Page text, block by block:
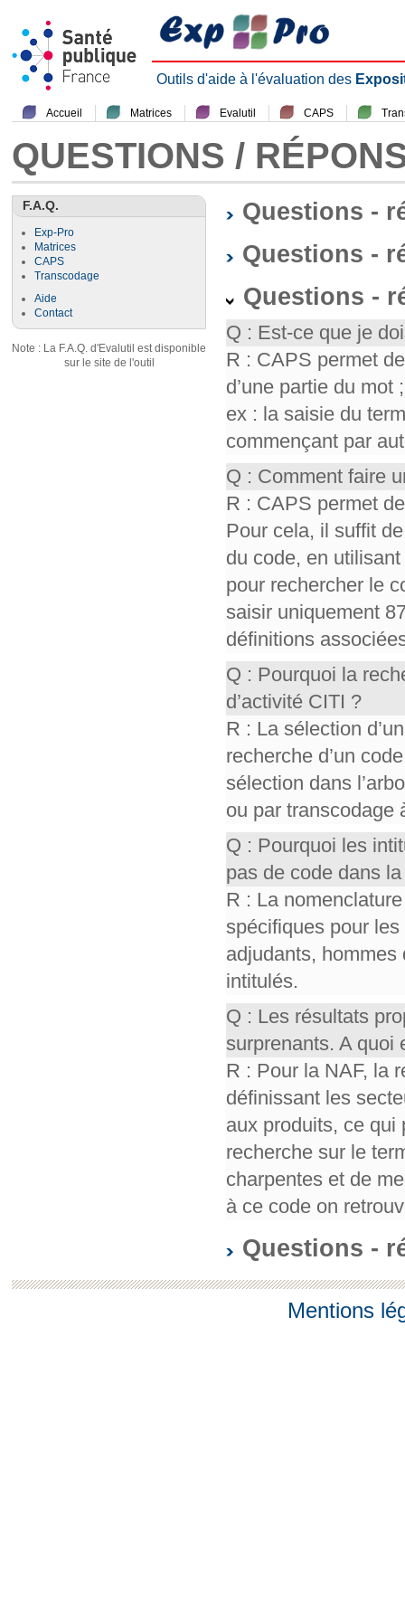
Outils d'aide à l'évaluation des
Accueil Matrices Evalutil CAPS
QUESTIONS /
F.A.Q.
Exp-Pro
Matrices
CAPS
Transcodage
Aide
Contact
Note : La F.A.Q. d'Evalutil est disponible
sur le site de l'outil
Questions -
Questions -
Questions -
Q : Est-ce que je
R : CAPS permet
d’une partie du
ex : la saisie du
commençant par
Q : Comment faire
R : CAPS permet
Pour cela, il suffit
du code, en
pour rechercher le
saisir uniquement
définitions
Q : Pourquoi la
d’activité CITI ?
R : La sélection
recherche d’un
sélection dans
ou par transcodage
Q : Pourquoi les
pas de code dans
R : La
spécifiques pour
adjudants,
intitulés.
Q : Les résultats
surprenants. A quoi
R : Pour la NAF, la
définissant les
aux produits, ce qui
recherche sur le
charpentes et de
à ce code on
Questions -
Mentions